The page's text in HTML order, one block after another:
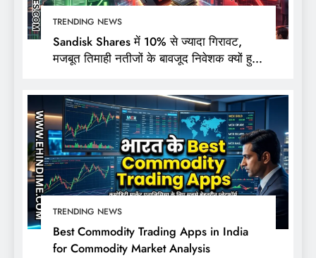
TRENDING NEWS
Sandisk Shares में 10% से ज्यादा गिरावट,
मजबूत तिमाही नतीजों के बावजूद निवेशक क्यों हुए
TRENDING NEWS
Best Commodity Trading Apps in India
for Commodity Market Analysis